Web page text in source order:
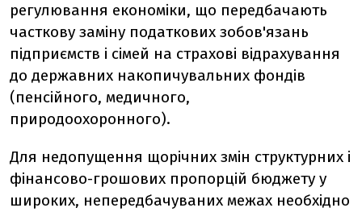
регулювання економіки, що передбачають
часткову заміну податкових зобов'язань
підприємств і сімей на страхові відрахування
до державних накопичувальних фондів
(пенсійного, медичного,
природоохоронного).
Для недопущення щорічних змін структурних і
фінансово-грошових пропорцій бюджету у
широких, непередбачуваних межах необхідно